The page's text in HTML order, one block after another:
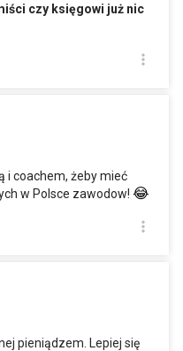
czy księgowi już nic
i coachem, żeby mieć
w Polsce zawodow! 😂
pieniądzem. Lepiej się